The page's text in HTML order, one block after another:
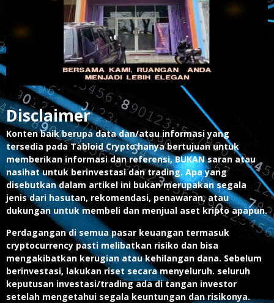
Disclaimer
Konten baik berupa data dan/atau informasi yang
tersedia pada Tabloid Crypto hanya bertujuan untuk
memberikan informasi dan referensi, BUKAN saran atau
nasihat untuk berinvestasi dan trading. Apa yang
disebutkan dalam artikel ini bukan merupakan segala
jenis dari hasutan, rekomendasi, penawaran, atau
dukungan untuk membeli dan menjual aset kripto apapun.
Perdagangan di semua pasar keuangan termasuk
cryptocurrency pasti melibatkan risiko dan bisa
mengakibatkan kerugian atau kehilangan dana. Sebelum
berinvestasi, lakukan riset secara menyeluruh. seluruh
keputusan investasi/trading ada di tangan investor
setelah mengetahui segala keuntungan dan risikonya.